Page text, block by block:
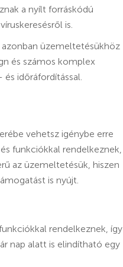
a nyílt forráskódú
is.
üzemeltetésükhöz
és számos komplex
időráfordítással.
vehetsz igénybe erre
funkciókkal rendelkeznek,
az üzemeltetésük, hiszen
is nyújt.
rendelkeznek, így
nap alatt is elindítható egy